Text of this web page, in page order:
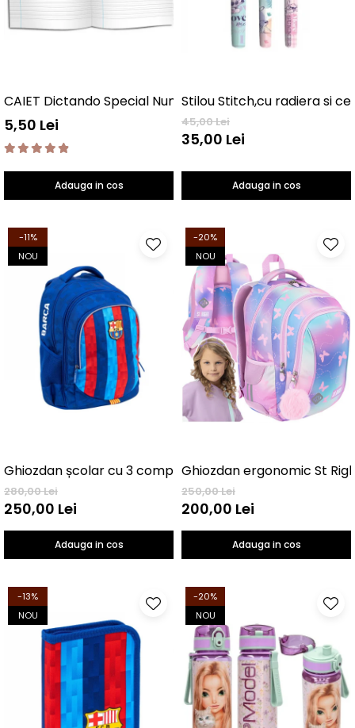
CAIET Dictando Special NumLit CD
5,50 Lei
Adauga in cos
Stilou Stitch,cu radiera si
45,00 Lei
35,00 Lei
Adauga in cos
-11%
NOU
280,00 Lei
250,00 Lei
Adauga in cos
-20%
NOU
Ghiozdan ergonomic St
250,00 Lei
200,00 Lei
Adauga in cos
-13%
NOU
-20%
NOU